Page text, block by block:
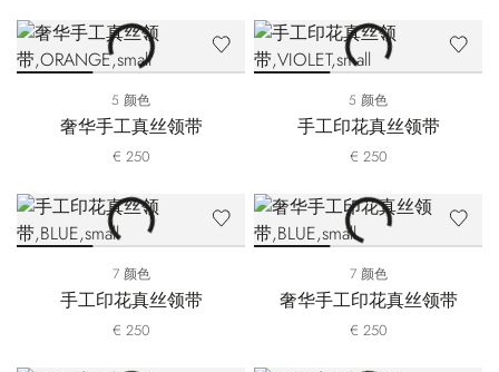
5 颜色
奢华手工真丝领带
€ 250
5 颜色
手工印花真丝领带
€ 250
7 颜色
手工印花真丝领带
€ 250
7 颜色
奢华手工印花真丝领带
€ 250